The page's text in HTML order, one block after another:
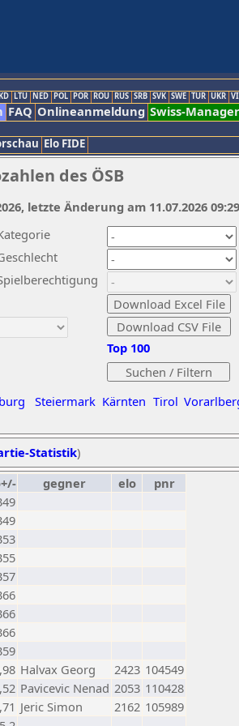
LTU NED POL POR ROU RUS SRB SVK SWE TUR UKR
FAQ Onlineanmeldung Swiss-Manager
Elo FIDE
des ÖSB
Steiermark Kärnten Tirol
Top 100
letzte Änderung am 11.07.2026
Statistik)
gegner elo
pnr
Halvax Georg 2423 104549
Pavicevic Nenad 2053 110428
Jeric Simon 2162 105989